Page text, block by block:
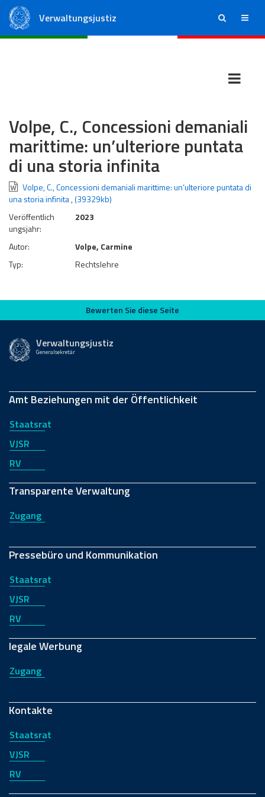
Verwaltungsjustiz ricerca menu
Volpe, C., Concessioni demaniali
marittime: un’ulteriore puntata
di una storia infinita
Volpe, C., Concessioni demaniali marittime: un’ulteriore puntata di
una storia infinita,(39329kb)
Veröffentlich
ungsjahr:
2023
Autor:
Volpe, Carmine
Typ:
Rechtslehre
Bewerten Sie diese Seite
Bewerten Sie diese Seite
Verwaltungsjustiz
Generalsekretär
Amt Beziehungen mit der Öffentlichkeit
Staatsrat
VJSR
RV
Transparente Verwaltung
Zugang
Pressebüro und Kommunikation
Staatsrat
VJSR
RV
legale Werbung
Zugang
Kontakte
Staatsrat
VJSR
RV